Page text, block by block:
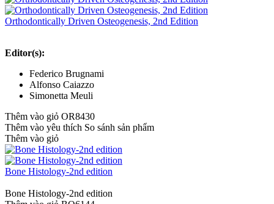
Orthodontically Driven Osteogenesis, 2nd Edition
Editor(s):
Federico Brugnami
Alfonso Caiazzo
Simonetta Meuli
Thêm vào giỏ OR8430
Thêm vào yêu thích So sánh sản phẩm
Thêm vào giỏ
Bone Histology-2nd edition
Bone Histology-2nd edition